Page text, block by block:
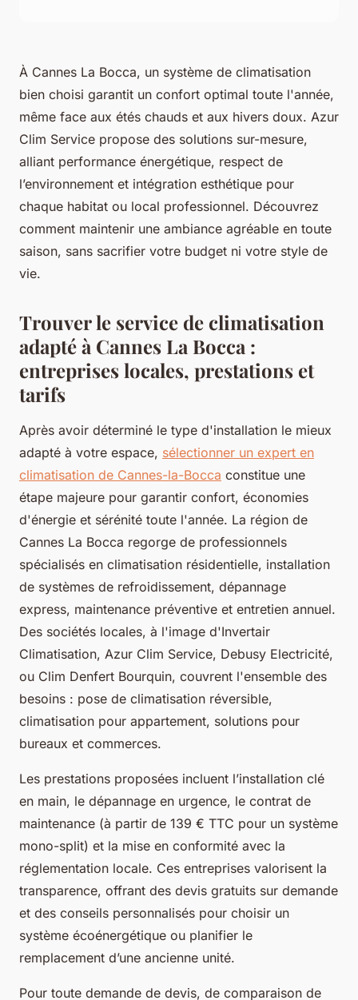
À Cannes La Bocca, un système de climatisation
bien choisi garantit un confort optimal toute l'année,
même face aux étés chauds et aux hivers doux. Azur
Clim Service propose des solutions sur-mesure,
alliant performance énergétique, respect de
l’environnement et intégration esthétique pour
chaque habitat ou local professionnel. Découvrez
comment maintenir une ambiance agréable en toute
saison, sans sacrifier votre budget ni votre style de
vie.
Trouver le service de climatisation
adapté à Cannes La Bocca :
entreprises locales, prestations et
tarifs
Après avoir déterminé le type d'installation le mieux
adapté à votre espace, sélectionner un expert en
climatisation de Cannes-la-Bocca constitue une
étape majeure pour garantir confort, économies
d'énergie et sérénité toute l'année. La région de
Cannes La Bocca regorge de professionnels
spécialisés en climatisation résidentielle, installation
de systèmes de refroidissement, dépannage
express, maintenance préventive et entretien annuel.
Des sociétés locales, à l'image d'Invertair
Climatisation, Azur Clim Service, Debusy Electricité,
ou Clim Denfert Bourquin, couvrent l'ensemble des
besoins : pose de climatisation réversible,
climatisation pour appartement, solutions pour
bureaux et commerces.
Les prestations proposées incluent l’installation clé
en main, le dépannage en urgence, le contrat de
maintenance (à partir de 139 € TTC pour un système
mono-split) et la mise en conformité avec la
réglementation locale. Ces entreprises valorisent la
transparence, offrant des devis gratuits sur demande
et des conseils personnalisés pour choisir un
système écoénergétique ou planifier le
remplacement d’une ancienne unité.
Pour toute demande de devis, de comparaison de